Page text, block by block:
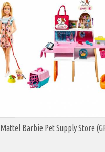
ΑΓΟΡΑ
Mattel Barbie Pet Supply Store